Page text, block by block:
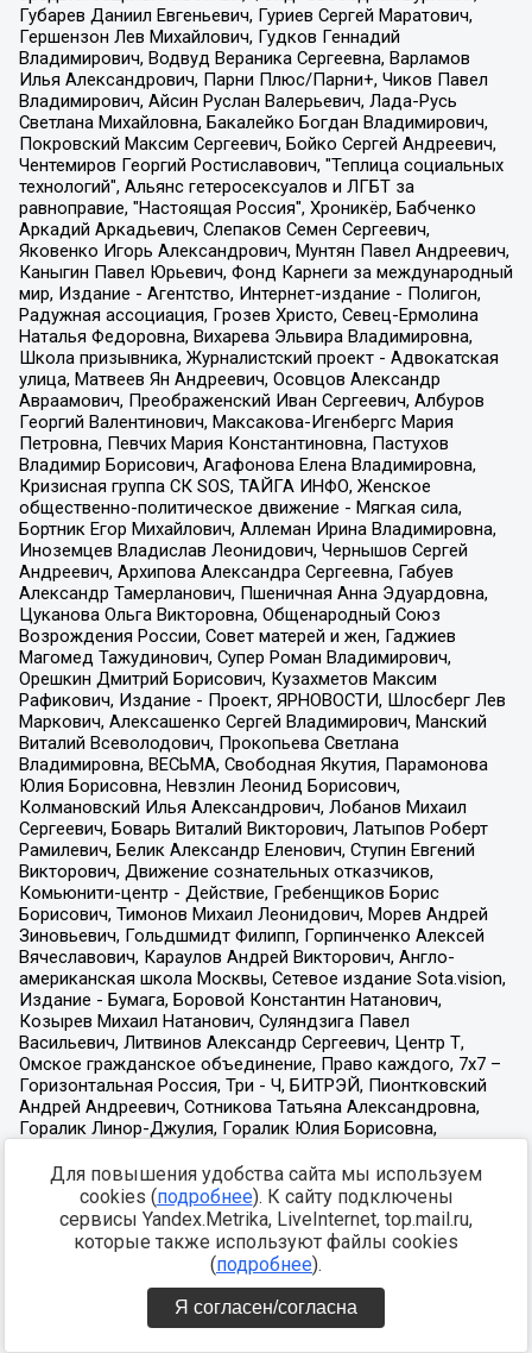
Для повышения удобства сайта мы используем
cookies (подробнее). К сайту подключены
сервисы Yandex.Metrika, LiveInternet, top.mail.ru,
которые также используют файлы cookies
(подробнее).
Я согласен/согласна